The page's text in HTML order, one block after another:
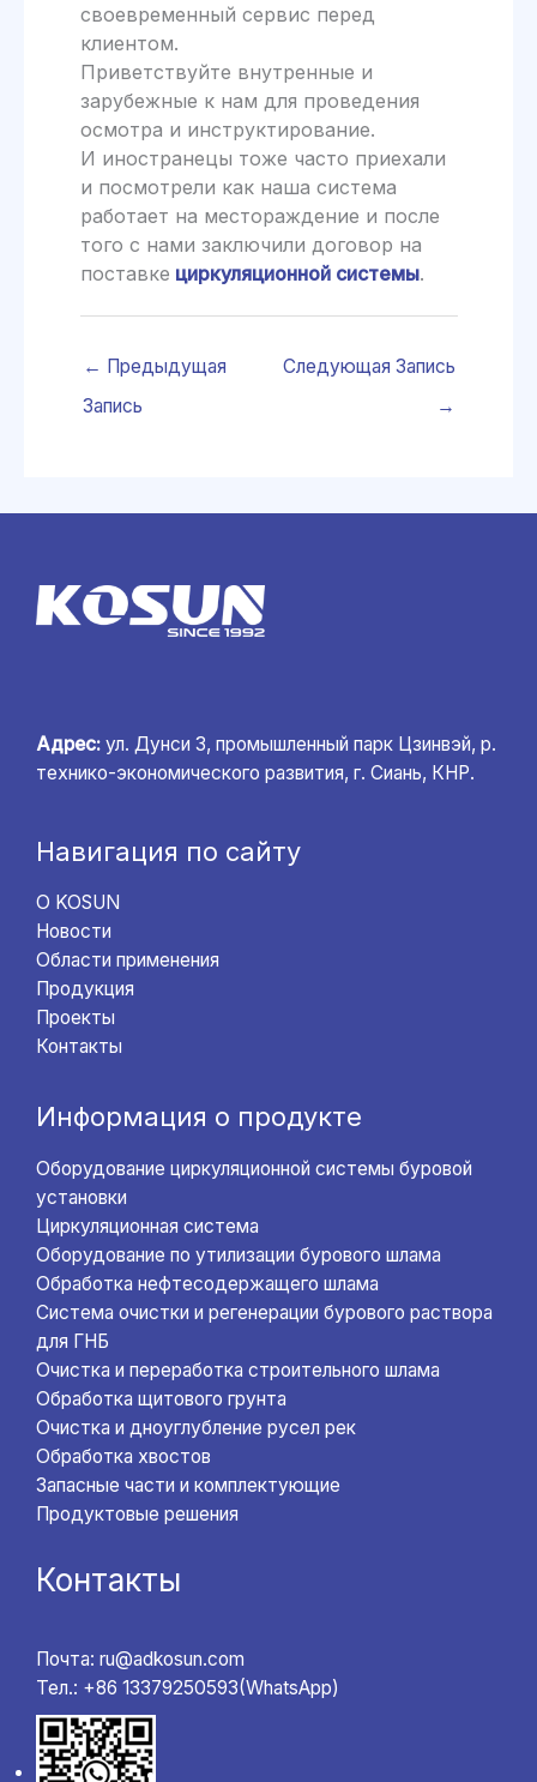
своевременный сервис перед
клиентом.
Приветствуйте внутренные и
зарубежные к нам для проведения
осмотра и инструктирование.
И иностранецы тоже часто приехали
и посмотрели как наша система
работает на местораждение и после
того с нами заключили договор на
поставке циркуляционной системы.
← Предыдущая
Запись
Следующая Запись
→
Адрес: ул. Дунси 3, промышленный парк Цзинвэй, р.
технико-экономического развития, г. Сиань, КНР.
Навигация по сайту
О KOSUN
Новости
Области применения
Продукция
Проекты
Контакты
Информация о продукте
Оборудование циркуляционной системы буровой
установки
Циркуляционная система
Оборудование по утилизации бурового шлама
Обработка нефтесодержащего шлама
Система очистки и регенерации бурового раствора
для ГНБ
Очистка и переработка строительного шлама
Обработка щитового грунта
Очистка и дноуглубление русел рек
Обработка хвостов
Запасные части и комплектующие
Продуктовые решения
Контакты
Почта: ru@adkosun.com
Тел.: +86 13379250593(WhatsApp)